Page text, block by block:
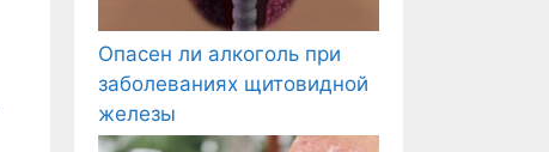
Опасен ли алкоголь при
заболеваниях щитовидной
железы